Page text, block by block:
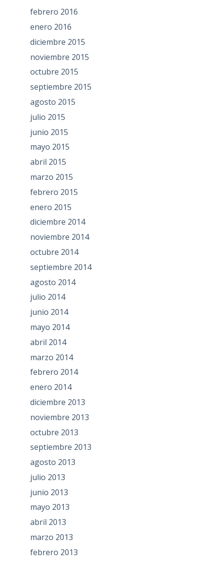
febrero 2016
enero 2016
diciembre 2015
noviembre 2015
octubre 2015
septiembre 2015
agosto 2015
julio 2015
junio 2015
mayo 2015
abril 2015
marzo 2015
febrero 2015
enero 2015
diciembre 2014
noviembre 2014
octubre 2014
septiembre 2014
agosto 2014
julio 2014
junio 2014
mayo 2014
abril 2014
marzo 2014
febrero 2014
enero 2014
diciembre 2013
noviembre 2013
octubre 2013
septiembre 2013
agosto 2013
julio 2013
junio 2013
mayo 2013
abril 2013
marzo 2013
febrero 2013